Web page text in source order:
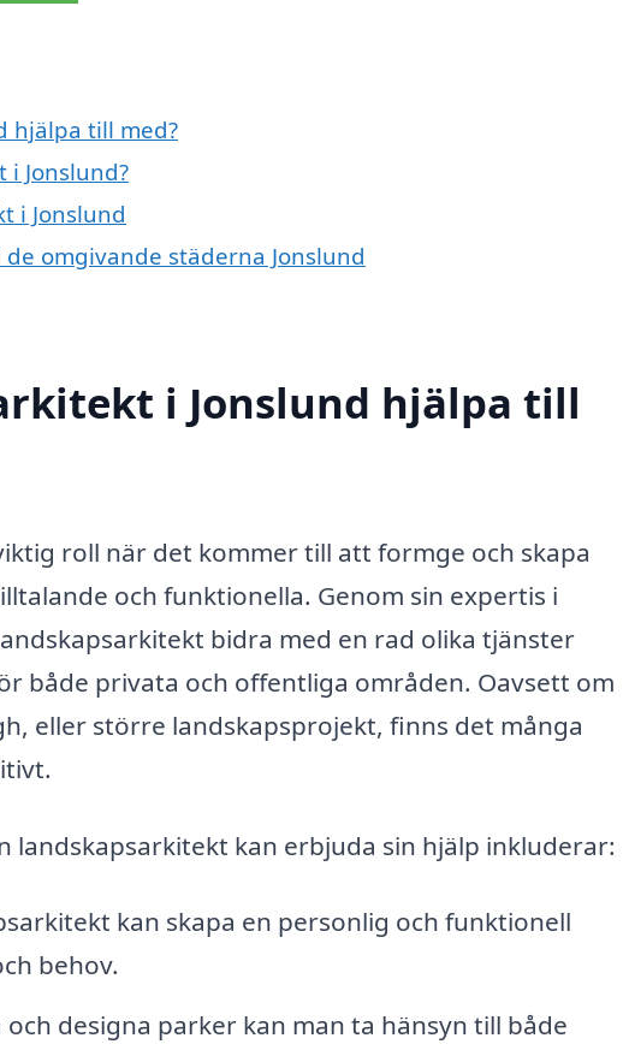
hjälpa till med?
Jonslund?
i Jonslund
omgivande städerna Jonslund
i Jonslund hjälpa till
roll när det kommer till att formge och skapa
och funktionella. Genom sin expertis i
bidra med en rad olika tjänster
både privata och offentliga områden. Oavsett om
eller större landskapsprojekt, finns det många
landskapsarkitekt kan erbjuda sin hjälp inkluderar:
kan skapa en personlig och funktionell
behov.
designa parker kan man ta hänsyn till både